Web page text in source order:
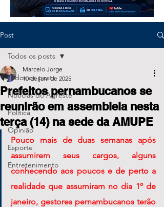
Post
Todos os posts
Notícias do Agreste
Política
Opinião
Esporte
Entretenimento
Todos os posts
Prefeitos pernambucanos se
reunirão em assembleia nesta
terça (14) na sede da AMUPE
Marcelo Jorge
10 de jan. de 2025
Pouco mais de duas semanas após
assumirem seus cargos, alguns
conhecendo aos poucos e de perto a
realidade que assumiram no dia 1º de
janeiro, gestores pernambucanos terão